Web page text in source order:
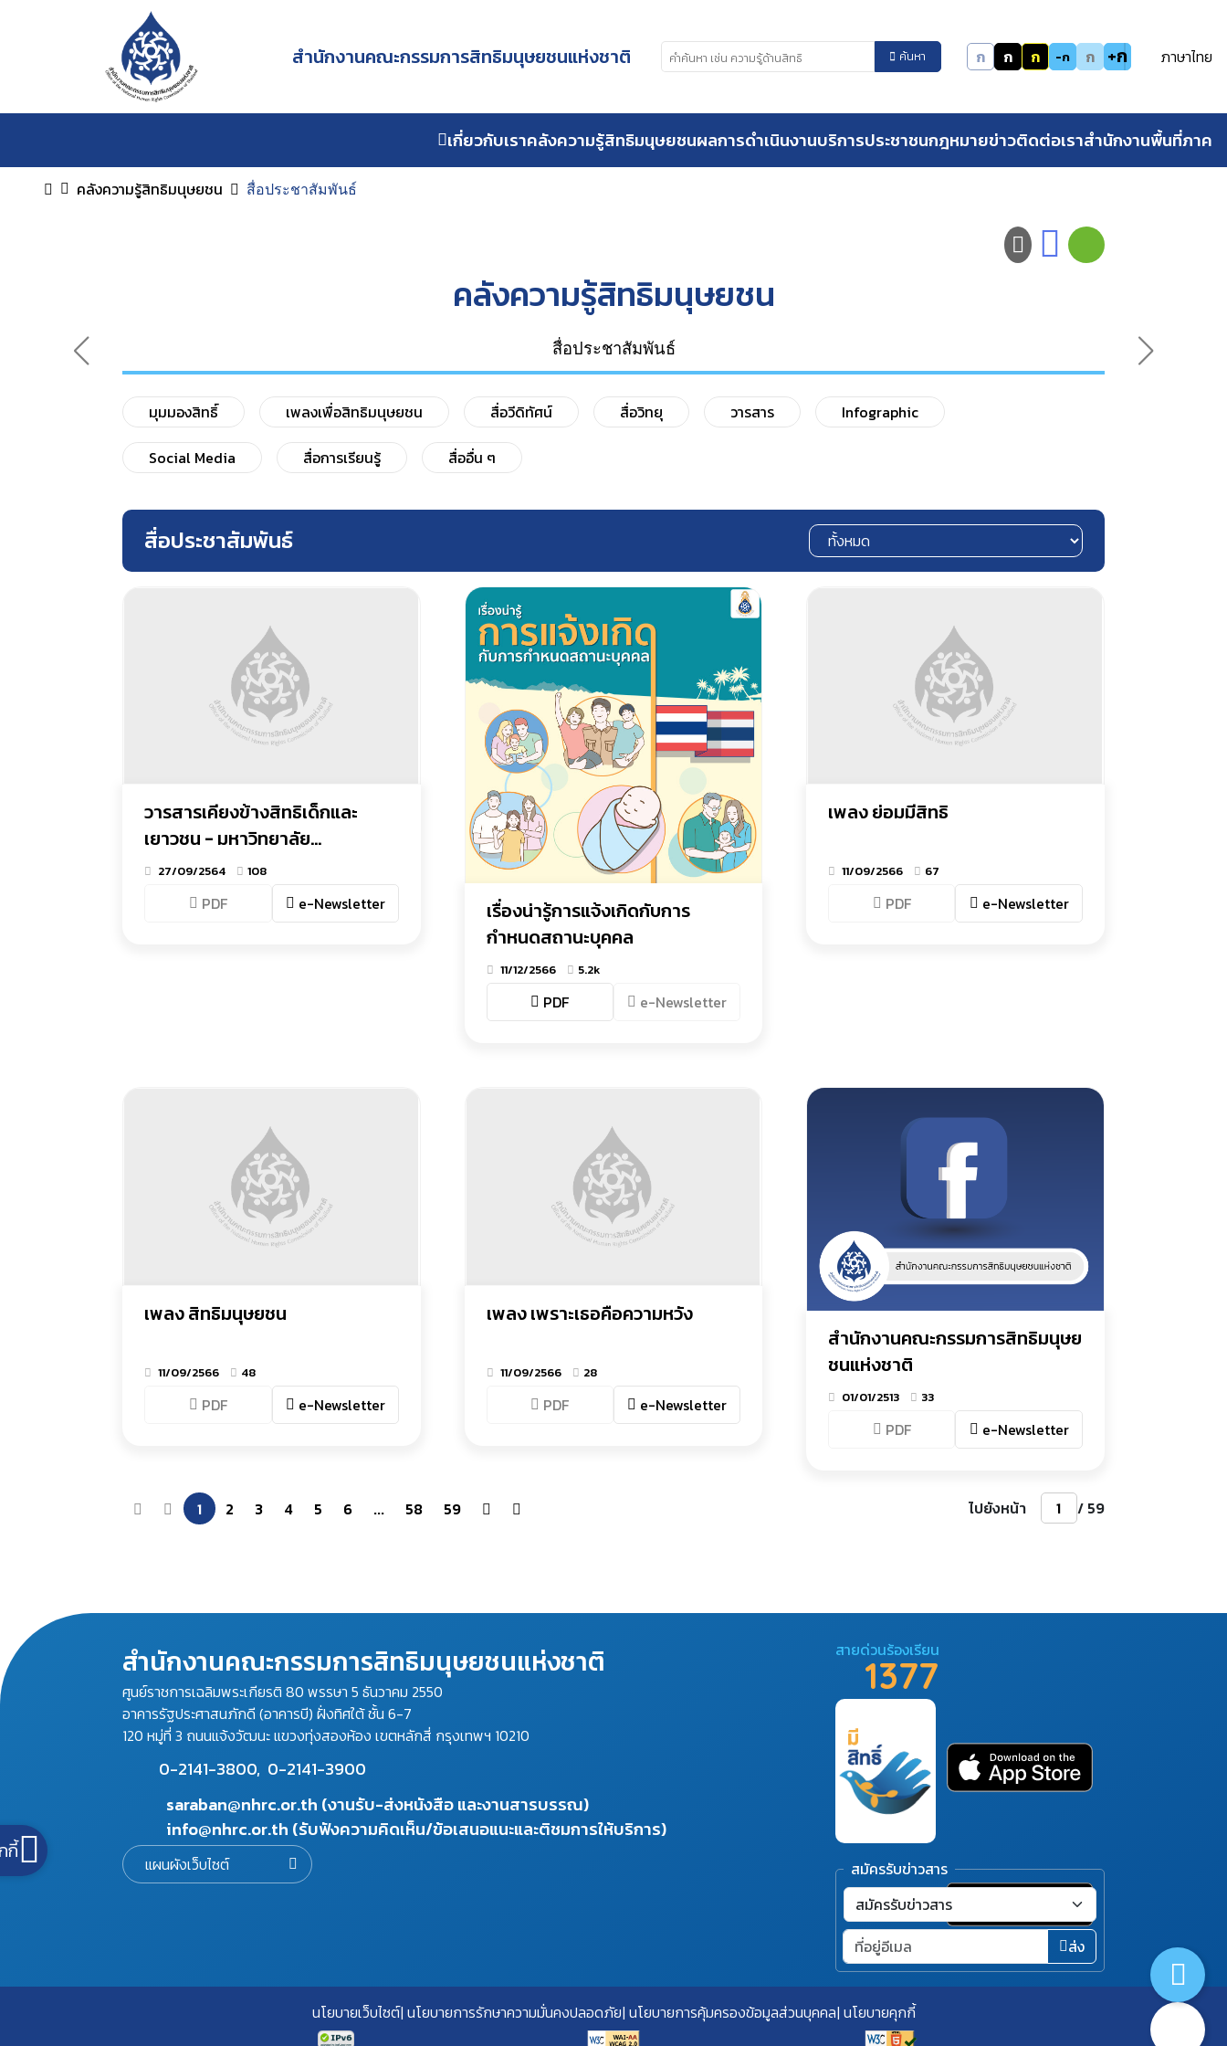
สำนักงานคณะกรรมการสิทธิมนุษยชนแห่งชาติ ค้นหา ก ก ก -ก ก +ก ภาษาไทย
เกี่ยวกับเราคลังความรู้สิทธิมนุษยชนผลการดำเนินงานบริการประชาชนกฎหมายข่าวติดต่อเราสำนักงานพื้นที่ภาค
คลังความรู้สิทธิมนุษยชน สื่อประชาสัมพันธ์
คลังความรู้สิทธิมนุษยชน
สื่อประชาสัมพันธ์
มุมมองสิทธิ์ เพลงเพื่อสิทธิมนุษยชน สื่อวีดิทัศน์ สื่อวิทยุ วารสาร Infographic
Social Media สื่อการเรียนรู้ สื่ออื่น ๆ
สื่อประชาสัมพันธ์
วารสารเคียงข้างสิทธิเด็กและ
เยาวชน - มหาวิทยาลัย
ธรรมศาสตร์
27/09/2564 108
PDF e-Newsletter
เรื่องน่ารู้การแจ้งเกิดกับการ
กำหนดสถานะบุคคล
11/12/2566 5.2k
PDF e-Newsletter
เพลง ย่อมมีสิทธิ
11/09/2566 67
PDF e-Newsletter
เพลง สิทธิมนุษยชน
11/09/2566 48
PDF e-Newsletter
เพลง เพราะเธอคือความหวัง
11/09/2566 28
PDF e-Newsletter
สำนักงานคณะกรรมการสิทธิมนุษย
ชนแห่งชาติ
01/01/2513 33
PDF e-Newsletter
1 2 3 4 5 6 ... 58 59 ไปยังหน้า / 59
สำนักงานคณะกรรมการสิทธิมนุษยชนแห่งชาติ
ศูนย์ราชการเฉลิมพระเกียรติ 80 พรรษา 5 ธันวาคม 2550
อาคารรัฐประศาสนภักดี (อาคารบี) ฝั่งทิศใต้ ชั้น 6-7
120 หมู่ที่ 3 ถนนแจ้งวัฒนะ แขวงทุ่งสองห้อง เขตหลักสี่ กรุงเทพฯ 10210
0-2141-3800, 0-2141-3900
saraban@nhrc.or.th (งานรับ-ส่งหนังสือ และงานสารบรรณ)
info@nhrc.or.th (รับฟังความคิดเห็น/ข้อเสนอแนะและติชมการให้บริการ)
แผนผังเว็บไซต์
สายด่วนร้องเรียน
1377
สมัครรับข่าวสาร
ส่ง
นโยบายเว็บไซต์ นโยบายการรักษาความมั่นคงปลอดภัย นโยบายการคุ้มครองข้อมูลส่วนบุคคล นโยบายคุกกี้
กี้